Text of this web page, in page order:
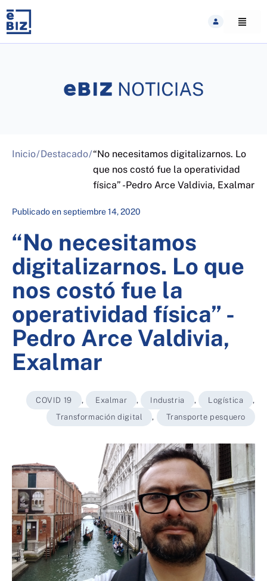
content
Inicio/Destacado/“No necesitamos digitalizarnos. Lo
que nos costó fue la operatividad
física” -Pedro Arce Valdivia, Exalmar
Publicado enseptiembre 14, 2020
“No necesitamos
digitalizarnos. Lo que
nos costó fue la
operatividad física” -
Pedro Arce Valdivia,
Exalmar
COVID 19 , Exalmar , Industria , Logística
,
Transformación digital
, Transporte pesquero